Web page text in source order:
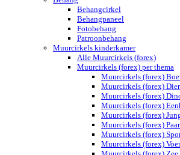
Behangcirkel
Behangpaneel
Fotobehang
Patroonbehang
Muurcirkels kinderkamer
Alle Muurcirkels (forex)
Muurcirkels (forex) per thema
Muurcirkels (forex)
Muurcirkels (forex)
Muurcirkels (forex)
Muurcirkels (forex)
Muurcirkels (forex)
Muurcirkels (forex)
Muurcirkels (forex)
Muurcirkels (forex)